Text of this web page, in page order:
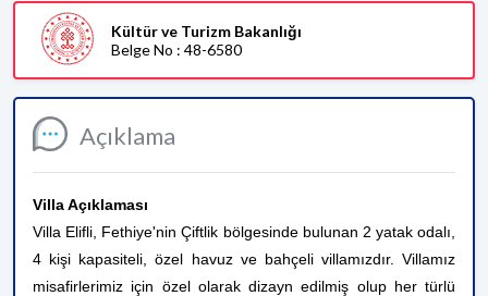
Açıklama
Villa Açıklaması
Villa Elifli, Fethiye'nin Çiftlik bölgesinde bulunan 2 yatak odalı,
4 kişi kapasiteli, özel havuz ve bahçeli villamızdır. Villamız
misafirlerimiz için özel olarak dizayn edilmiş olup her türlü
Kültür ve Turizm Bakanlığı
Belge No : 48-6580